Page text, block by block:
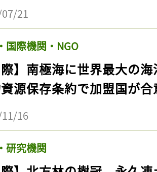
21
国際機関・NGO
際】南極海に世界最大の
源保存条約で加盟国が合
16
研究機関